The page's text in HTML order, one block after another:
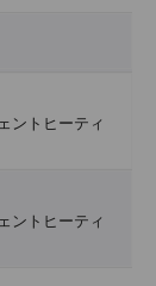
ントヒーティ
ントヒーティ